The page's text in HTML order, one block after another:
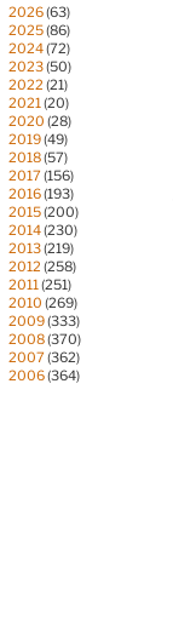
2026(63)
2025(86)
2024(72)
2023(50)
2022 (21)
2021 (20)
2020 (28)
2019(49)
2018(57)
2017(156)
2016(193)
2015(200)
2014(230)
2013(219)
2012 (258)
2011 (251)
2010 (269)
2009(333)
2008(370)
2007(362)
2006(364)